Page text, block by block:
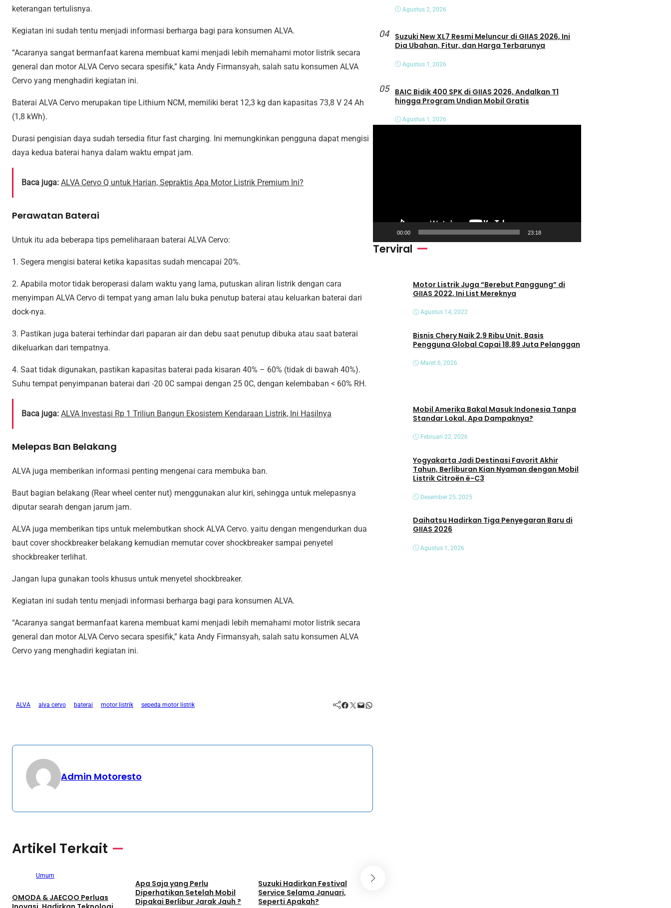
keterangan tertulisnya.
Kegiatan ini sudah tentu menjadi informasi berharga bagi para konsumen ALVA.
“Acaranya sangat bermanfaat karena membuat kami menjadi lebih memahami motor listrik secara
general dan motor ALVA Cervo secara spesifik,” kata Andy Firmansyah, salah satu konsumen ALVA
Cervo yang menghadiri kegiatan ini.
Baterai ALVA Cervo merupakan tipe Lithium NCM, memiliki berat 12,3 kg dan kapasitas 73,8 V 24 Ah
(1,8 kWh).
Durasi pengisian daya sudah tersedia fitur fast charging. Ini memungkinkan pengguna dapat mengisi
daya kedua baterai hanya dalam waktu empat jam.
Baca juga: ALVA Cervo Q untuk Harian, Sepraktis Apa Motor Listrik Premium Ini?
Perawatan Baterai
Untuk itu ada beberapa tips pemeliharaan baterai ALVA Cervo:
1. Segera mengisi baterai ketika kapasitas sudah mencapai 20%.
2. Apabila motor tidak beroperasi dalam waktu yang lama, putuskan aliran listrik dengan cara
menyimpan ALVA Cervo di tempat yang aman lalu buka penutup baterai atau keluarkan baterai dari
dock-nya.
3. Pastikan juga baterai terhindar dari paparan air dan debu saat penutup dibuka atau saat baterai
dikeluarkan dari tempatnya.
4. Saat tidak digunakan, pastikan kapasitas baterai pada kisaran 40% – 60% (tidak di bawah 40%).
Suhu tempat penyimpanan baterai dari -20 0C sampai dengan 25 0C, dengan kelembaban < 60% RH.
Baca juga: ALVA Investasi Rp 1 Triliun Bangun Ekosistem Kendaraan Listrik, Ini Hasilnya
Melepas Ban Belakang
ALVA juga memberikan informasi penting mengenai cara membuka ban.
Baut bagian belakang (Rear wheel center nut) menggunakan alur kiri, sehingga untuk melepasnya
diputar searah dengan jarum jam.
ALVA juga memberikan tips untuk melembutkan shock ALVA Cervo. yaitu dengan mengendurkan dua
baut cover shockbreaker belakang kemudian memutar cover shockbreaker sampai penyetel
shockbreaker terlihat.
Jangan lupa gunakan tools khusus untuk menyetel shockbreaker.
Kegiatan ini sudah tentu menjadi informasi berharga bagi para konsumen ALVA.
“Acaranya sangat bermanfaat karena membuat kami menjadi lebih memahami motor listrik secara
general dan motor ALVA Cervo secara spesifik,” kata Andy Firmansyah, salah satu konsumen ALVA
Cervo yang menghadiri kegiatan ini.
ALVA alva cervo baterai motor listrik sepeda motor listrik Facebook Twitter Mail WhatsApp
Admin Motoresto
Artikel Terkait
Umum
OMODA & JAECOO Perluas
Apa Saja yang Perlu
Diperhatikan Setelah Mobil
Dipakai Berlibur Jarak Jauh ?
Suzuki Hadirkan Festival
Service Selama Januari,
Seperti Apakah?
Agustus 2, 2026
04
Suzuki New XL7 Resmi Meluncur di GIIAS 2026, Ini
Dia Ubahan, Fitur, dan Harga Terbarunya
Agustus 1, 2026
05
BAIC Bidik 400 SPK di GIIAS 2026, Andalkan T1
hingga Program Undian Mobil Gratis
Agustus 1, 2026
i
00:00 23:18
Terviral
Motor Listrik Juga “Berebut Panggung” di
GIIAS 2022, Ini List Mereknya
Agustus 14, 2022
Bisnis Chery Naik 2,9 Ribu Unit, Basis
Pengguna Global Capai 18,89 Juta Pelanggan
Maret 6, 2026
Mobil Amerika Bakal Masuk Indonesia Tanpa
Standar Lokal, Apa Dampaknya?
Februari 22, 2026
Yogyakarta Jadi Destinasi Favorit Akhir
Tahun, Berliburan Kian Nyaman dengan Mobil
Listrik Citroën ë-C3
Desember 25, 2025
Daihatsu Hadirkan Tiga Penyegaran Baru di
GIIAS 2026
Agustus 1, 2026